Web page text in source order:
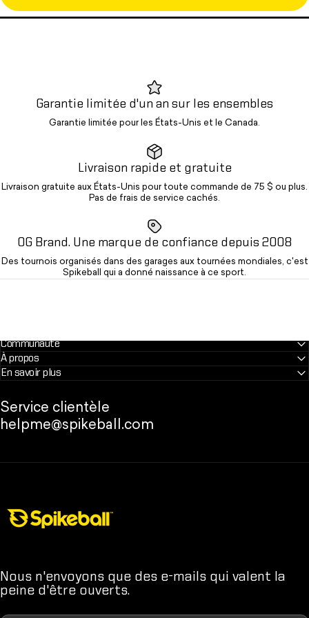
Garantie limitée d'un an sur les ensembles
Garantie limitée pour les États-Unis et le Canada.
Livraison rapide et gratuite
Livraison gratuite aux États-Unis pour toute commande de 75 $ ou plus.
Pas de frais de service cachés.
OG Brand. Une marque de confiance depuis 2008
Des tournois organisés dans des garages aux tournées mondiales, c'est
Spikeball qui a donné naissance à ce sport.
Communauté
À propos
En savoir plus
Service clientèle
helpme@spikeball.com
Boutique Spikeball
Nous n'envoyons que des e-mails qui valent la
peine d'être ouverts.